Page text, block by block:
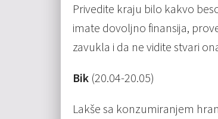
Privedite kraju bilo kakvo
imate dovoljno finansija,
zavukla i da ne vidite stvari
Bik (20.04-20.05)
Lakše sa konzumiranjem